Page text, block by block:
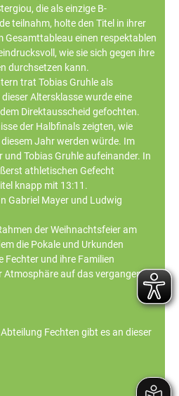
die als einzige B-
teilnahm, holte den Titel in ihrer
Gesamttableau einen respektablen
wie sie sich gegen ihre
durchsetzen kann.
trat Tobias Gruhle als
Altersklasse wurde eine
Direktausscheid gefochten.
der Halbfinals zeigten, wie
Jahr werden würde. Im
und Tobias Gruhle aufeinander. In
athletischen Gefecht
knapp mit 13:11.
Gabriel Mayer und Ludwig
der Weihnachtsfeier am
die Pokale und Urkunden
Fechter und ihre Familien
Atmosphäre auf das vergangene
Fechten gibt esan dieser